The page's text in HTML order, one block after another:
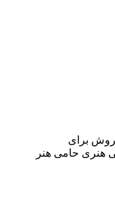
برای
هنری حامی هنر